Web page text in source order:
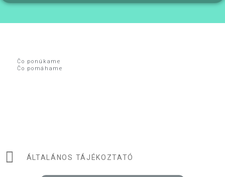
Čo ponúkame
Čo pomáhame
ÁLTALÁNOS TÁJÉKOZTATÓ